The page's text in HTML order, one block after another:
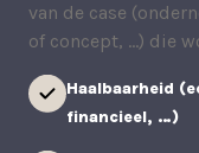
van de case
of concept, …) die
Haalbaarheid
financieel, …)